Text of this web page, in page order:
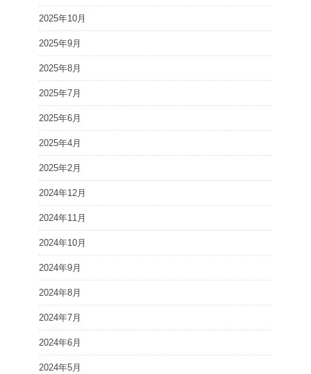
2025年10月
2025年9月
2025年8月
2025年7月
2025年6月
2025年4月
2025年2月
2024年12月
2024年11月
2024年10月
2024年9月
2024年8月
2024年7月
2024年6月
2024年5月